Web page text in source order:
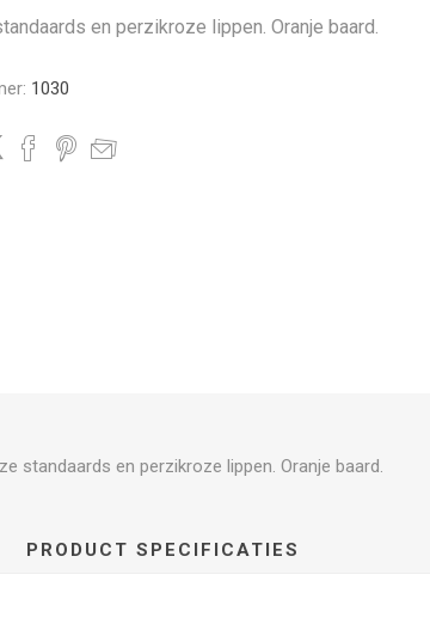
en perzikroze lippen. Oranje baard.
1030
standaards en perzikroze lippen. Oranje baard.
PRODUCT SPECIFICATIES